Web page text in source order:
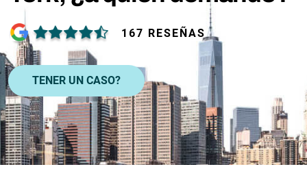
167 RESEÑAS
TENER UN CASO?